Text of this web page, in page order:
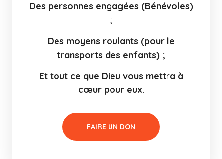
Des personnes engagées (Bénévoles)
;
Des moyens roulants (pour le
transports des enfants) ;
Et tout ce que Dieu vous mettra à
cœur pour eux.
FAIRE UN DON